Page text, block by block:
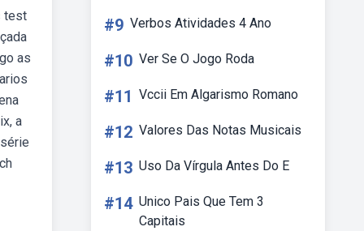
test
as
a
#9 Verbos Atividades 4 Ano
#10 Ver Se O Jogo Roda
#11 Vccii Em Algarismo Romano
#12 Valores Das Notas Musicais
#13 Uso Da Vírgula Antes Do E
#14 Unico Pais Que Tem 3
Capitais